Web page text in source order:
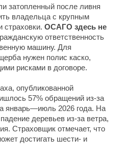
затопленный после ливня
владельца с крупным
страховки. ОСАГО здесь не
ответственность
машину. Для
нужен полис каско,
рисками в договоре.
опубликованной
57% обращений из-за
январь—июль 2026 года. На
деревьев из-за ветра,
Страховщик отмечает, что
достигать шести- и